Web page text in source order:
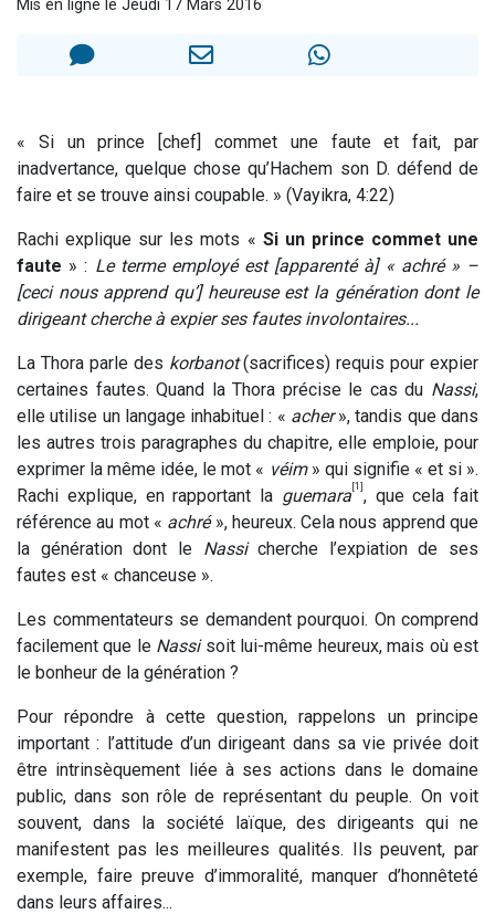
3 personnes viennent de nous rejoindre sur WhatsApp
Mis en ligne le Jeudi 17 Mars 2016
« Si un prince [chef] commet une faute et fait, par
inadvertance, quelque chose qu’Hachem son D. défend de
faire et se trouve ainsi coupable. » (Vayikra, 4:22)
Rachi explique sur les mots « Si un prince commet une
faute » : Le terme employé est [apparenté à] « achré » –
[ceci nous apprend qu’] heureuse est la génération dont le
dirigeant cherche à expier ses fautes involontaires...
La Thora parle des korbanot(sacrifices) requis pour expier
certaines fautes. Quand la Thora précise le cas du Nassi,
elle utilise un langage inhabituel : « acher», tandis que dans
les autres trois paragraphes du chapitre, elle emploie, pour
exprimer la même idée, le mot « véim» qui signifie « et si ».
Rachi explique, en rapportant la guemara [1] , que cela fait
référence au mot « achré», heureux. Cela nous apprend que
la génération dont le Nassicherche l’expiation de ses
fautes est « chanceuse ».
Les commentateurs se demandent pourquoi. On comprend
facilement que le Nassisoit lui-même heureux, mais où est
le bonheur de la génération ?
Pour répondre à cette question, rappelons un principe
important : l’attitude d’un dirigeant dans sa vie privée doit
être intrinsèquement liée à ses actions dans le domaine
public, dans son rôle de représentant du peuple. On voit
souvent, dans la société laïque, des dirigeants qui ne
manifestent pas les meilleures qualités. Ils peuvent, par
exemple, faire preuve d’immoralité, manquer d’honnêteté
dans leurs affaires...